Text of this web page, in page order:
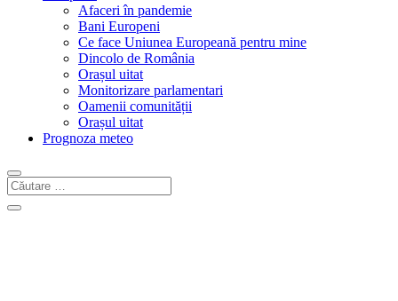
Afaceri în pandemie
Bani Europeni
Ce face Uniunea Europeană pentru mine
Dincolo de România
Orașul uitat
Monitorizare parlamentari
Oamenii comunității
Orașul uitat
Prognoza meteo